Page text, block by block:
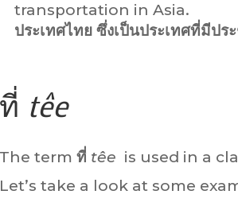
transportation in Asia.
ประเทศไทย ซึ่งเป็นประเทศที่มีป
ที่ têe
The termที่ têe is used in a
Let’s take a look at some